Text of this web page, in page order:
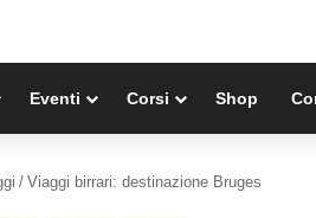
Eventi Corsi Shop
/ Viaggi birrari: destinazione Bruges